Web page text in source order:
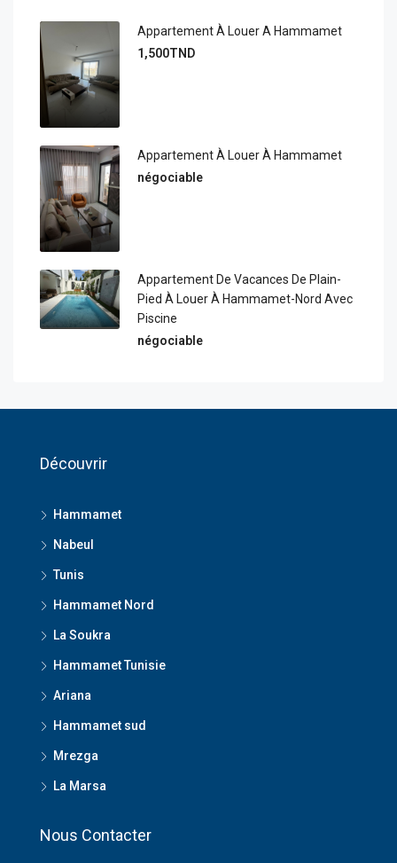
Appartement À Louer A Hammamet
1,500TND
Appartement À Louer À Hammamet
négociable
Appartement De Vacances De Plain-
Pied À Louer À Hammamet-Nord Avec
Piscine
négociable
Découvrir
Hammamet
Nabeul
Tunis
Hammamet Nord
La Soukra
Hammamet Tunisie
Ariana
Hammamet sud
Mrezga
La Marsa
Nous Contacter